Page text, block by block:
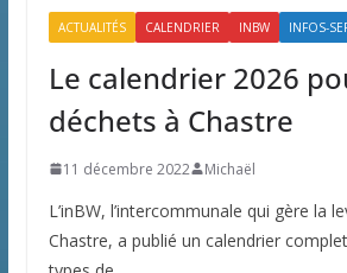
ACTUALITÉS CALENDRIER INBW INFOS-
Le calendrier 2026
déchets à Chastre
11 décembre 2022 Michaël
L’inBW, l’intercommunale qui gère la
Chastre, a publié un calendrier